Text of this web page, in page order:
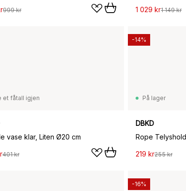
999 kr 1 029 kr1 149 kr
et fåtall igjen
vase klar, Liten Ø20 cm
401 kr
På lager
DBKD
Rope
219 kr255 kr
-14%
-16%